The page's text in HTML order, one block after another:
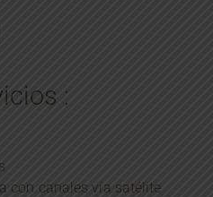
:
con canales vía satélite